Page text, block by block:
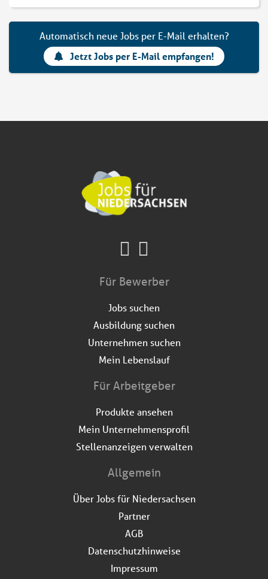
Automatisch neue Jobs per E-Mail erhalten?
Jetzt Jobs per E-Mail empfangen!
Für Bewerber
Jobs suchen
Ausbildung suchen
Unternehmen suchen
Mein Lebenslauf
Für Arbeitgeber
Produkte ansehen
Mein Unternehmensprofil
Stellenanzeigen verwalten
Allgemein
Über Jobs für Niedersachsen
Partner
AGB
Datenschutzhinweise
Impressum